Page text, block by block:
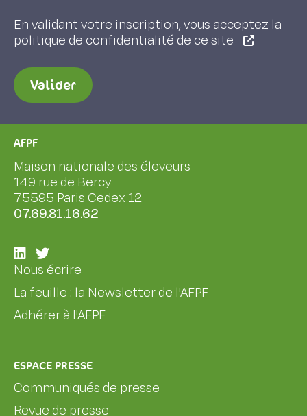
En validant votre inscription, vous acceptez la
politique de confidentialité de ce site
Valider
AFPF
Maison nationale des éleveurs
149 rue de Bercy
75595 Paris Cedex 12
07.69.81.16.62
Nous écrire
La feuille : la Newsletter de l'AFPF
Adhérer à l'AFPF
ESPACE PRESSE
Communiqués de presse
Revue de presse